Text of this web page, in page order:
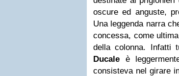
oscure ed anguste,
Una leggenda narra
concessa, come
della colonna. Infatti
Ducale è
consisteva nel girare